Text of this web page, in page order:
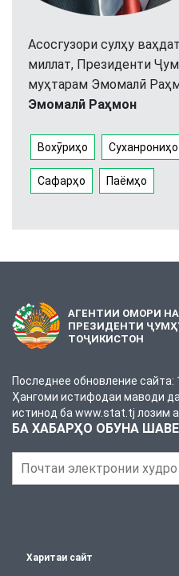
Асосгузори сулҳу
миллат, Президенти
муҳтарам Эмомалӣ
Эмомалӣ Раҳмон
Вохӯриҳо Суханрониҳо
Сафарҳо Паёмҳо
АГЕНТИИ ОМОРИ
ПРЕЗИДЕНТИ
ТОҶИКИСТОН
Последнее обновление сайта:
Ҳангоми истифодаи маводи
истинод ба www.stat.tj лозим
БА ХАБАРҲО ОБУНА
Харитаи сайт